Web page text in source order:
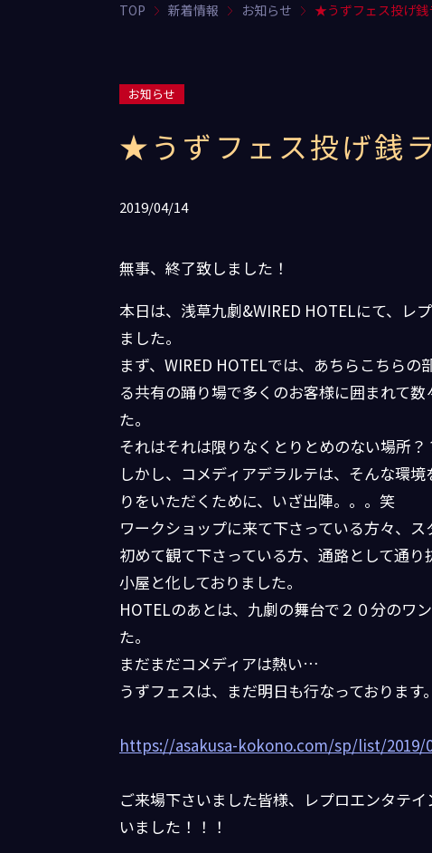
TOP 新着情報 お知らせ ★うずフェス投げ
お知らせ
★うずフェス投げ銭
2019/04/14
無事、終了致しました！
本日は、浅草九劇&WIRED HOTELにて、レ
ました。
まず、WIRED HOTELでは、あちらこちら
る共有の踊り場で多くのお客様に囲まれて
た。
それはそれは限りなくとりとめのない場所？
しかし、コメディアデラルテは、そんな環
りをいただくために、いざ出陣。。。笑
ワークショップに来て下さっている方々、ス
初めて観て下さっている方、通路として通
小屋と化しておりました。
HOTELのあとは、九劇の舞台で２０分のワ
た。
まだまだコメディアは熱い…
うずフェスは、まだ明日も行なっております。
https://asakusa-kokono.com/sp/list/2019/
ご来場下さいました皆様、レプロエンタテ
いました！！！